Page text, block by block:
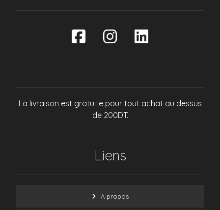
La livraison est gratuite pour tout achat au dessus
de 200DT.
Liens
A propos